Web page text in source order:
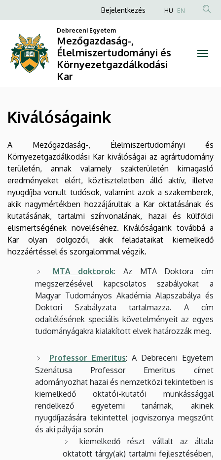
Kiválóságaink
Mezőgazdaság-,
Élelmiszertudományi
Környezetgazdálkodási
a
Anonim
fiók
menüje
Bejelentkezés HU EN
Debreceni Egyetem
Mezőgazdaság-,
Élelmiszertudományi és
Környezetgazdálkodási
Kar
Kiválóságaink
A Mezőgazdaság-, Élelmiszertudományi és
Környezetgazdálkodási Kar kiválóságai az agrártudomány
területén, annak valamely szakterületén kimagasló
eredményeket elért, köztiszteletben álló aktív, illetve
nyugdíjba vonult tudósok, valamint azok a szakemberek,
akik nagymértékben hozzájárultak a Kar oktatásának és
kutatásának, tartalmi színvonalának, hazai és külföldi
elismertségének növeléséhez. Kiválóságaink továbbá a
Kar olyan dolgozói, akik feladataikat kiemelkedő
hozzáértéssel és szorgalommal végzik.
MTA doktorok: Az MTA Doktora cím
megszerzésével kapcsolatos szabályokat a
Magyar Tudományos Akadémia Alapszabálya és
Doktori Szabályzata tartalmazza. A cím
odaítélésének speciális követelményeit az egyes
tudományágakra kialakított elvek határozzák meg.
Professor Emeritus: A Debreceni Egyetem
Szenátusa Professor Emeritus címet
adományozhat hazai és nemzetközi tekintetben is
kiemelkedő oktatói-kutatói munkássággal
rendelkező egyetemi tanárnak, akinek
nyugdíjazására tekintettel jogviszonya megszűnt
és aki pályája során
kiemelkedő részt vállalt az általa
oktatott tárgy(ak) tartalmi fejlesztésében,